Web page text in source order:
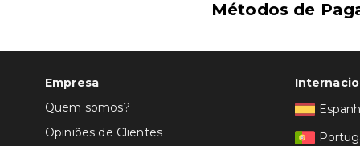
Métodos de
Empresa
Quem somos?
Opiniões de Clientes